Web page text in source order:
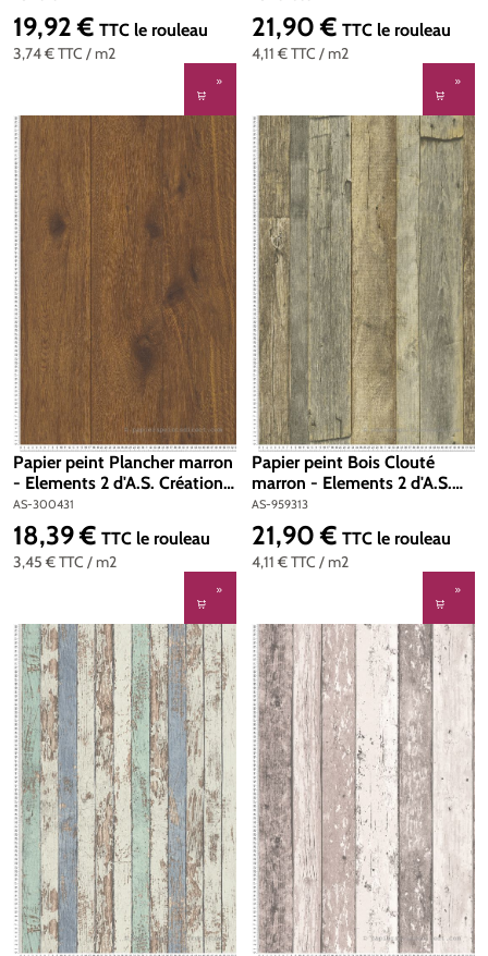
3,74 €TTC / m2
Prix régulier :
19,92 € TTC le rouleau
4,11 €TTC / m2
Prix régulier :
21,90 € TTC le rouleau
Papier peint Plancher marron
- Elements 2 d'A.S. Création |
Réf. AS-300431
AS-300431
3,45 €TTC / m2
Prix régulier :
18,39 € TTC le rouleau
Papier peint Bois Clouté
marron - Elements 2 d'A.S.
Création | Réf. AS-959313
AS-959313
4,11 €TTC / m2
Prix régulier :
21,90 € TTC le rouleau